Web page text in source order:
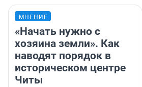
МНЕНИЕ
«Начать нужно с
хозяина земли». Как
наводят порядок в
историческом центре
Читы